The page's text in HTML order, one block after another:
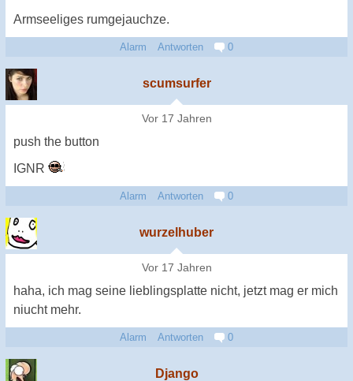
Armseeliges rumgejauchze.
Alarm Antworten 0
scumsurfer
Vor 17 Jahren
push the button
IGNR
Alarm Antworten 0
wurzelhuber
Vor 17 Jahren
haha, ich mag seine lieblingsplatte nicht, jetzt mag er mich
niucht mehr.
Alarm Antworten 0
Django